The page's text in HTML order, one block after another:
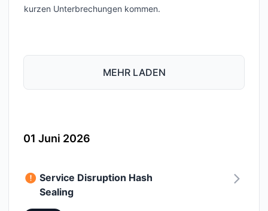
kurzen Unterbrechungen kommen.
MEHR LADEN
01 Juni 2026
Service Disruption Hash
Sealing